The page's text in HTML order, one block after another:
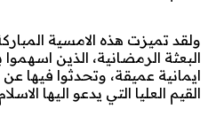
ولقد تميزت هذه الامسية
البعثة الرمضانية، الذين
ايمانية عميقة، وتحدثوا فيها
القيم العليا التي يدعو اليها